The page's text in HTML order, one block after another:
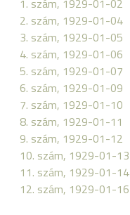
1. szám, 1929-01-02
2. szám, 1929-01-04
3. szám, 1929-01-05
4. szám, 1929-01-06
5. szám, 1929-01-07
6. szám, 1929-01-09
7. szám, 1929-01-10
8. szám, 1929-01-11
9. szám, 1929-01-12
10. szám, 1929-01-13
11. szám, 1929-01-14
12. szám, 1929-01-16